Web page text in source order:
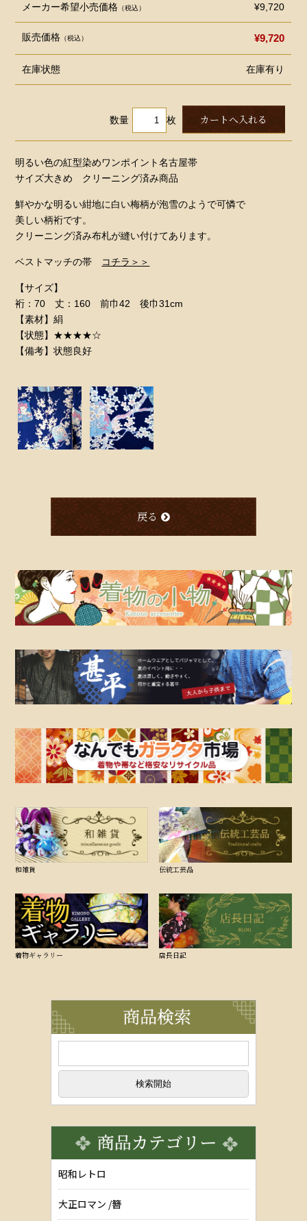
メーカー希望小売価格 （税込） ¥9,720
販売価格 （税込） ¥9,720
在庫状態 在庫有り
数量 枚
明るい色の紅型染めワンポイント名古屋帯
サイズ大きめ クリーニング済み商品
鮮やかな明るい紺地に白い梅柄が泡雪のようで可憐で
美しい柄裄です。
クリーニング済み布札が縫い付けてあります。
ベストマッチの帯 コチラ＞＞
【サイズ】
裄：70 丈：160 前巾42 後巾31cm
【素材】絹
【状態】★★★★☆
【備考】状態良好
戻る
和雑貨 伝統工芸品
着物ギャラリー 店長日記
昭和レトロ
大正ロマン /簪